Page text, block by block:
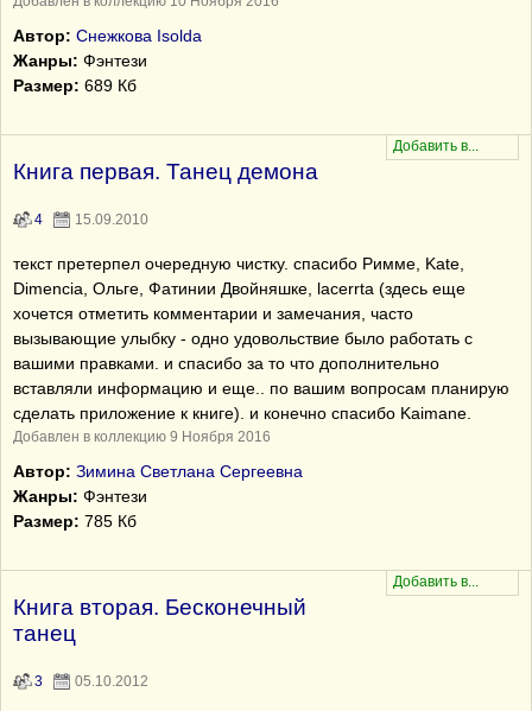
Автор: Снежкова Isolda
Жанры: Фэнтези
Размер: 689 Кб
Книга первая. Танец демона
4 15.09.2010
текст претерпел очередную чистку. спасибо Римме, Kate,
Dimencia, Ольге, Фатинии Двойняшке, lacerrta (здесь еще
хочется отметить комментарии и замечания, часто
вызывающие улыбку - одно удовольствие было работать с
вашими правками. и спасибо за то что дополнительно
вставляли информацию и еще.. по вашим вопросам планирую
сделать приложение к книге). и конечно спасибо Kaimanе.
Добавлен в коллекцию 9 Ноября 2016
Автор: Зимина Светлана Сергеевна
Жанры: Фэнтези
Размер: 785 Кб
Книга вторая. Бесконечный
танец
3 05.10.2012